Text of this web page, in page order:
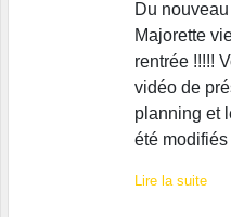
Du
Majorette
rentrée !!!!!
vidéo de
planning et
été
Lire la suite